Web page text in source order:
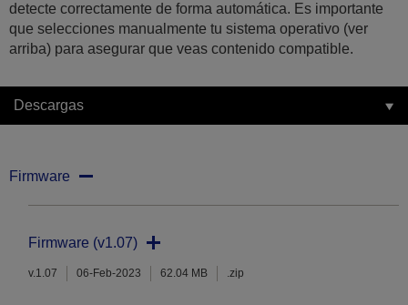
detecte correctamente de forma automática. Es importante
que selecciones manualmente tu sistema operativo (ver
arriba) para asegurar que veas contenido compatible.
Descargas
Firmware
Firmware (v1.07)
v.1.07 06-Feb-2023 62.04 MB .zip